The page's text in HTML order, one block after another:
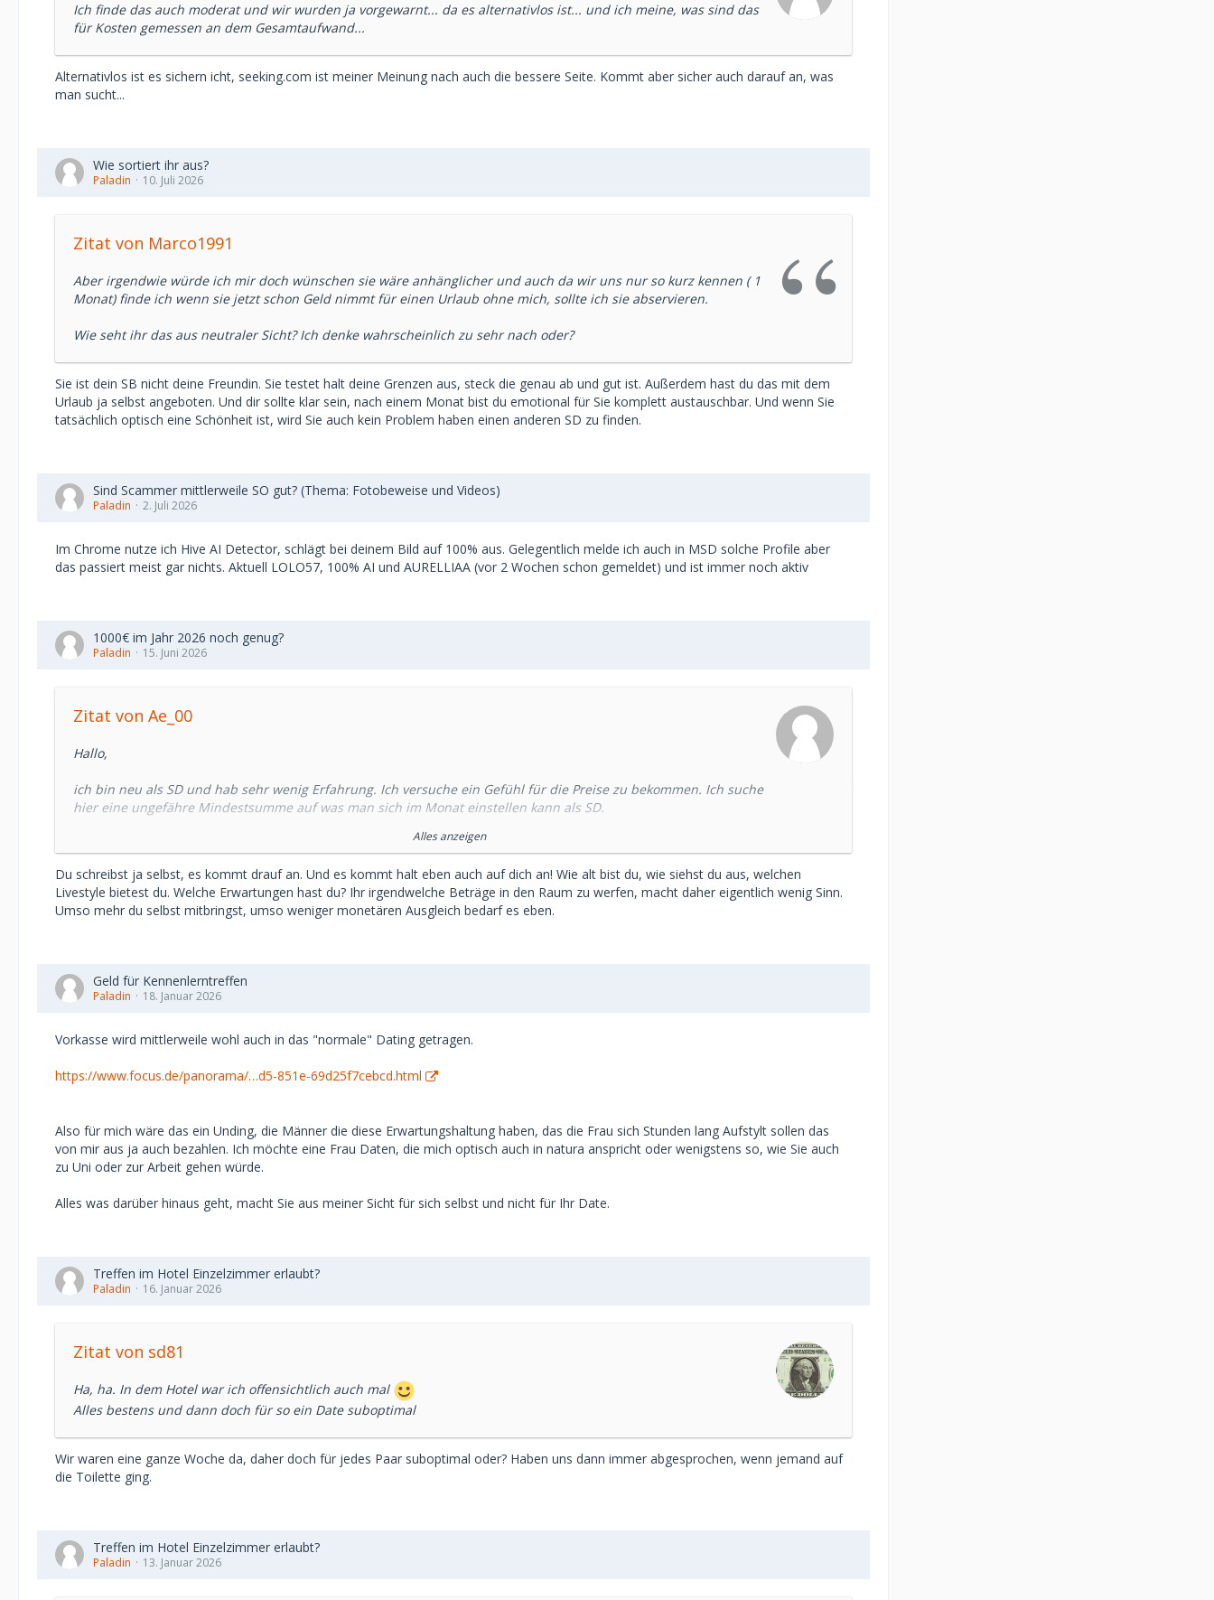
Ich finde das auch moderat und wir wurden ja vorgewarnt... da es alternativlos ist... und ich meine, was sind das
für Kosten gemessen an dem Gesamtaufwand...
Alternativlos ist es sichern icht, seeking.com ist meiner Meinung nach auch die bessere Seite. Kommt aber sicher auch darauf an, was
man sucht...
Wie sortiert ihr aus?
Paladin 10. Juli 2026
Zitat von Marco1991
Aber irgendwie würde ich mir doch wünschen sie wäre anhänglicher und auch da wir uns nur so kurz kennen ( 1
Monat) finde ich wenn sie jetzt schon Geld nimmt für einen Urlaub ohne mich, sollte ich sie abservieren.
Wie seht ihr das aus neutraler Sicht? Ich denke wahrscheinlich zu sehr nach oder?
Sie ist dein SB nicht deine Freundin. Sie testet halt deine Grenzen aus, steck die genau ab und gut ist. Außerdem hast du das mit dem
Urlaub ja selbst angeboten. Und dir sollte klar sein, nach einem Monat bist du emotional für Sie komplett austauschbar. Und wenn Sie
tatsächlich optisch eine Schönheit ist, wird Sie auch kein Problem haben einen anderen SD zu finden.
Sind Scammer mittlerweile SO gut? (Thema: Fotobeweise und Videos)
Paladin 2. Juli 2026
Im Chrome nutze ich Hive AI Detector, schlägt bei deinem Bild auf 100% aus. Gelegentlich melde ich auch in MSD solche Profile aber
das passiert meist gar nichts. Aktuell LOLO57, 100% AI und AURELLIAA (vor 2 Wochen schon gemeldet) und ist immer noch aktiv
1000€ im Jahr 2026 noch genug?
Paladin 15. Juni 2026
Zitat von Ae_00
Hallo,
ich bin neu als SD und hab sehr wenig Erfahrung. Ich versuche ein Gefühl für die Preise zu bekommen. Ich suche
hier eine ungefähre Mindestsumme auf was man sich im Monat einstellen kann als SD.
Der Herr Admin hat in seinem Post "6 Tipps für angehende Sugar Daddys" geschrieben, dass man bereit sein
anderen Posts gelesen (1000€-1500€).
Diese Posts sowohl vom Admin als auch der andere sind allerdings schon 2-6 Jahre alt.
Ich suche nur eine grobe Einschätzung, ich weiß das es immer auf die individuelle Frau und Situation ankommt
und das nach oben keine Grenzen existieren.
Deshalb meine Frage, auf welche Preise kann man sich, im Jahr 2026 in Deutschland, mindestens einstellen?
Vielen Dank für die Antworten.
Alles anzeigen
Du schreibst ja selbst, es kommt drauf an. Und es kommt halt eben auch auf dich an! Wie alt bist du, wie siehst du aus, welchen
Livestyle bietest du. Welche Erwartungen hast du? Ihr irgendwelche Beträge in den Raum zu werfen, macht daher eigentlich wenig Sinn.
Umso mehr du selbst mitbringst, umso weniger monetären Ausgleich bedarf es eben.
Geld für Kennenlerntreffen
Paladin 18. Januar 2026
Vorkasse wird mittlerweile wohl auch in das "normale" Dating getragen.
https://www.focus.de/panorama/…d5-851e-69d25f7cebcd.html
Also für mich wäre das ein Unding, die Männer die diese Erwartungshaltung haben, das die Frau sich Stunden lang Aufstylt sollen das
von mir aus ja auch bezahlen. Ich möchte eine Frau Daten, die mich optisch auch in natura anspricht oder wenigstens so, wie Sie auch
zu Uni oder zur Arbeit gehen würde.
Alles was darüber hinaus geht, macht Sie aus meiner Sicht für sich selbst und nicht für Ihr Date.
Treffen im Hotel Einzelzimmer erlaubt?
Paladin 16. Januar 2026
Zitat von sd81
Ha, ha. In dem Hotel war ich offensichtlich auch mal
Alles bestens und dann doch für so ein Date suboptimal
Wir waren eine ganze Woche da, daher doch für jedes Paar suboptimal oder? Haben uns dann immer abgesprochen, wenn jemand auf
die Toilette ging.
Treffen im Hotel Einzelzimmer erlaubt?
Paladin 13. Januar 2026